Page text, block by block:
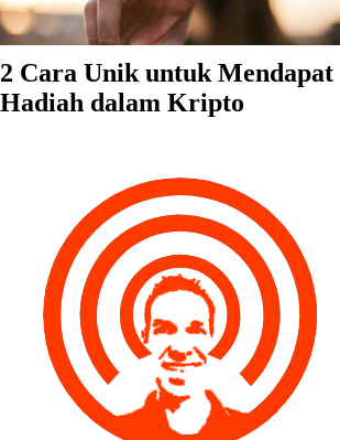
2 Cara Unik untuk Mendapat
Hadiah dalam Kripto